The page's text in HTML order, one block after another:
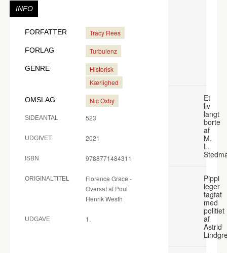
INFO
FORFATTER Tracy Rees
FORLAG Turbulenz
GENRE
Historisk
Kærlighed
OMSLAG Nic Oxby
SIDEANTAL 523
UDGIVET 2021
ISBN 9788771484311
ORIGINALTITEL
Florence Grace -
Oversat af Poul
Henrik Westh
UDGAVE 1.
Et
liv
langt
borte
af
M.
L.
Pippi
leger
tagfat
med
politiet
af
Astrid